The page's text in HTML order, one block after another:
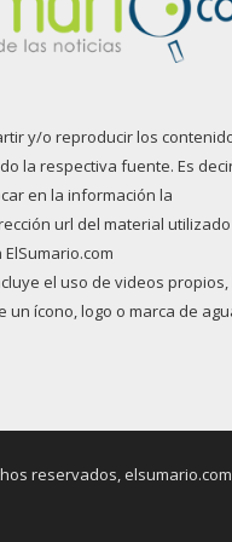
y/o reproducir los
la respectiva fuente. Es
en la información la
url del material
el uso de videos propios,
un ícono, logo o marca de
reservados, elsumario.com